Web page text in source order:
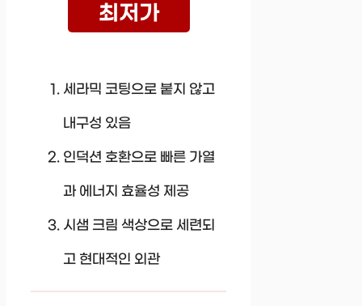
최저가
세라믹 코팅으로 붙지 않고
내구성 있음
인덕션 호환으로 빠른 가열
과 에너지 효율성 제공
시샘 크림 색상으로 세련되
고 현대적인 외관